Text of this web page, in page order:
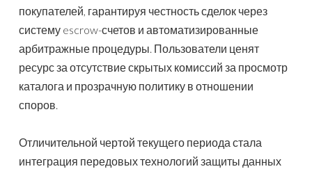
покупателей, гарантируя честность сделок через
систему escrow-счетов и автоматизированные
арбитражные процедуры. Пользователи ценят
ресурс за отсутствие скрытых комиссий за просмотр
каталога и прозрачную политику в отношении
споров.
Отличительной чертой текущего периода стала
интеграция передовых технологий защиты данных